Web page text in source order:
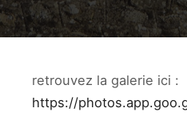
retrouvez la galerie ici :
https://